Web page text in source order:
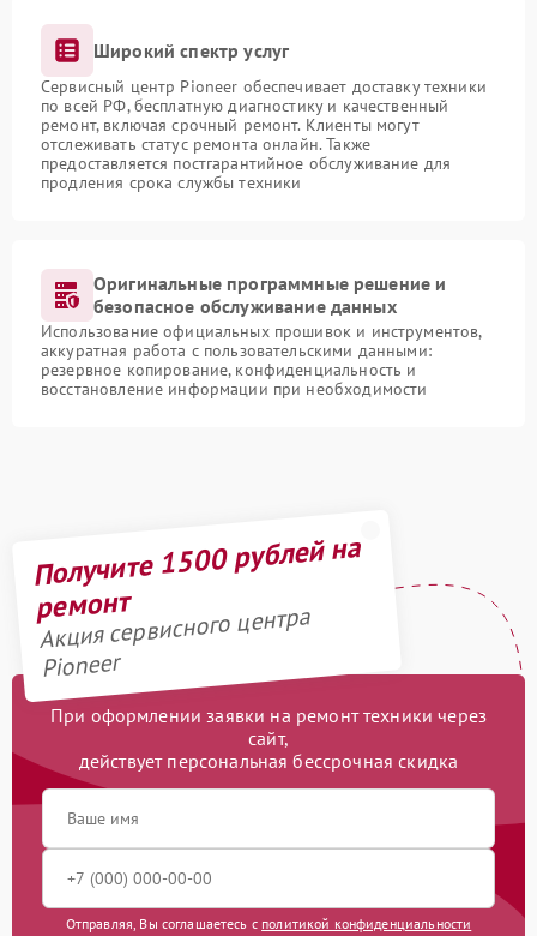
Широкий спектр услуг
Сервисный центр Pioneer обеспечивает доставку техники
по всей РФ, бесплатную диагностику и качественный
ремонт, включая срочный ремонт. Клиенты могут
отслеживать статус ремонта онлайн. Также
предоставляется постгарантийное обслуживание для
продления срока службы техники
Оригинальные программные решение и
безопасное обслуживание данных
Использование официальных прошивок и инструментов,
аккуратная работа с пользовательскими данными:
резервное копирование, конфиденциальность и
восстановление информации при необходимости
Получите 1500 рублей на
ремонт
Акция сервисного центра
Pioneer
При оформлении заявки на ремонт техники через
сайт,
действует персональная бессрочная скидка
Отправляя, Вы соглашаетесь с политикой конфиденциальности